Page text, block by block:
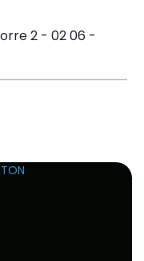
2 - 02 06 -